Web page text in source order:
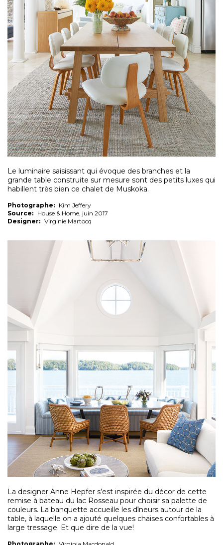
Le luminaire saisissant qui évoque des branches et la
grande table construite sur mesure sont des petits luxes qui
habillent très bien ce chalet de Muskoka.
Photographe: Kim Jeffery
Source: House & Home, juin 2017
Designer: Virginie Martocq
La designer Anne Hepfer s’est inspirée du décor de cette
remise à bateau du lac Rosseau pour choisir sa palette de
couleurs. La banquette accueille les dîneurs autour de la
table, à laquelle on a ajouté quelques chaises confortables à
large tressage. Et que dire de la vue!